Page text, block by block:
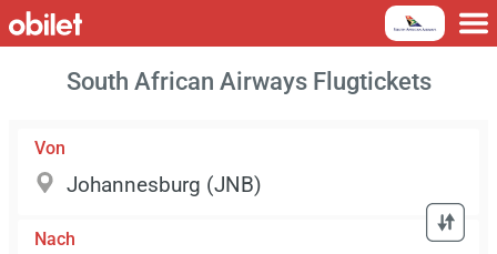
South African Airways Flugtickets
Von
Nach